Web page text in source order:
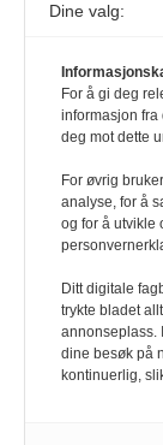
117,8
1. august 2026
Ville ha tilsvart
denne må du ha
også egne
Redaksjonen
Dine valg:
For å gi deg
informasjon fra
deg mot dette
For øvrig
analyse, for å
og for å utvikle
Ditt digitale
trykte bladet
annonseplass.
dine besøk på
kontinuerlig,